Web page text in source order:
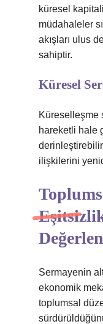
küresel
müdahaleler
akışları ulus
sahiptir.
Küresel
Küreselleşme
hareketli hale
ilişkilerini
Sermayenin
ekonomik
toplumsal